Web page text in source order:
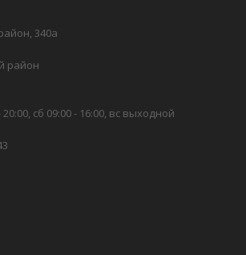
340а
район
сб 09:00 - 16:00, вс выходной